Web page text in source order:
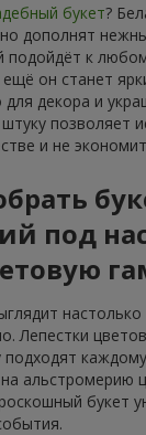
букет?
дополнят
подойдёт к
ещё он станет
для декора и
позволяет
и не
под
Лепестки
альстромерию
букет